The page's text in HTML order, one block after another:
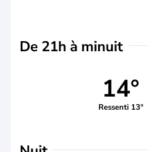
De 21h à minuit
14°
Ressenti 13°